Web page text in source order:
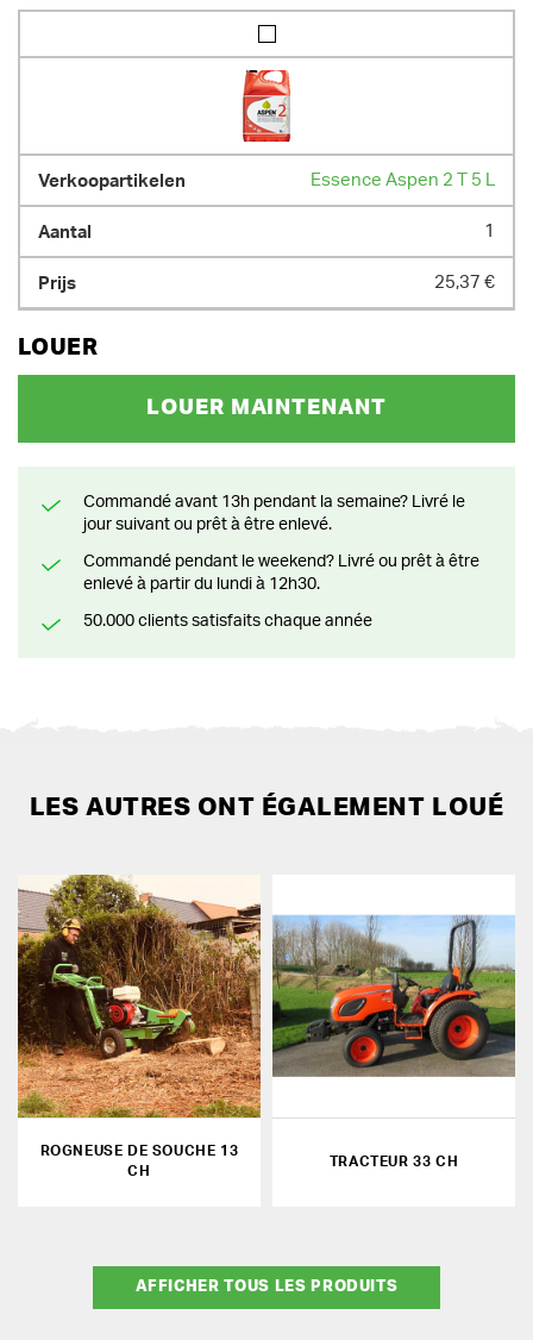
Essence Aspen 2 T 5 L
1
25,37 €
LOUER
LOUER MAINTENANT
Commandé avant 13h pendant la semaine? Livré le
jour suivant ou prêt à être enlevé.
Commandé pendant le weekend? Livré ou prêt à être
enlevé à partir du lundi à 12h30.
50.000 clients satisfaits chaque année
LES AUTRES ONT ÉGALEMENT LOUÉ
ROGNEUSE DE SOUCHE 13
CH
TRACTEUR 33 CH
AFFICHER TOUS LES PRODUITS